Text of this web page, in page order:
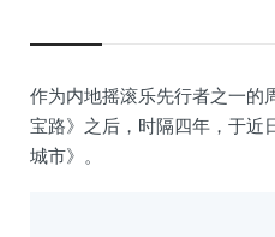
作为内地摇滚乐先行者之一
宝路》之后，时隔四年，于近
城市》。